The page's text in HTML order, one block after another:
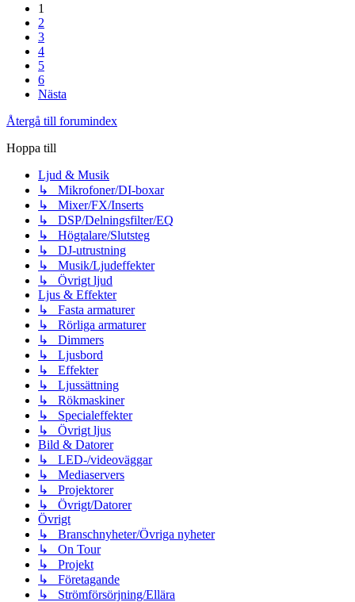
1
2
3
4
5
6
Nästa
Återgå till forumindex
Hoppa till
Ljud & Musik
↳ Mikrofoner/DI-boxar
↳ Mixer/FX/Inserts
↳ DSP/Delningsfilter/EQ
↳ Högtalare/Slutsteg
↳ DJ-utrustning
↳ Musik/Ljudeffekter
↳ Övrigt ljud
Ljus & Effekter
↳ Fasta armaturer
↳ Rörliga armaturer
↳ Dimmers
↳ Ljusbord
↳ Effekter
↳ Ljussättning
↳ Rökmaskiner
↳ Specialeffekter
↳ Övrigt ljus
Bild & Datorer
↳ LED-/videoväggar
↳ Mediaservers
↳ Projektorer
↳ Övrigt/Datorer
Övrigt
↳ Branschnyheter/Övriga nyheter
↳ On Tour
↳ Projekt
↳ Företagande
↳ Strömförsörjning/Ellära